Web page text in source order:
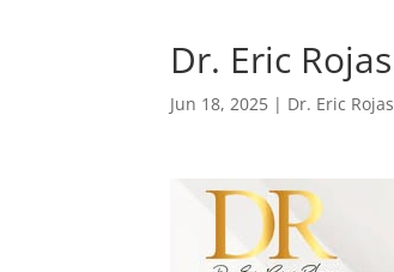
Dr. Eric Rojas
Jun 18, 2025| Dr. Eric Rojas